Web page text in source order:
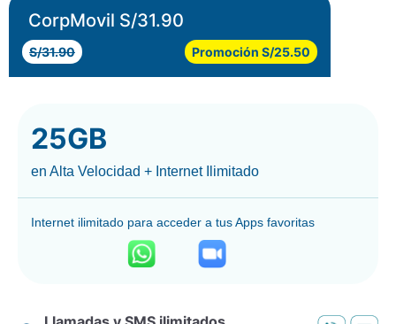
CorpMovil S/31.90
S/31.90 Promoción S/25.50
25GB
en Alta Velocidad + Internet Ilimitado
Internet ilimitado para acceder a tus Apps favoritas